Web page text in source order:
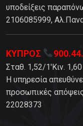
υποδείξεις
2106085999,
ΚΥΠΡΟΣ
Σταθ. 1,52/1'Κιν.
Η υπηρεσία
προσωπικές
22028373